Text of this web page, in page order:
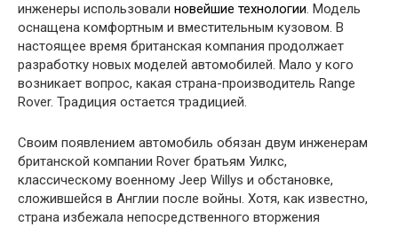
инженеры использовали новейшие технологии. Модель
оснащена комфортным и вместительным кузовом. В
настоящее время британская компания продолжает
разработку новых моделей автомобилей. Мало у кого
возникает вопрос, какая страна-производитель Range
Rover. Традиция остается традицией.
Своим появлением автомобиль обязан двум инженерам
британской компании Rover братьям Уилкс,
классическому военному Jeep Willys и обстановке,
сложившейся в Англии после войны. Хотя, как известно,
страна избежала непосредственного вторжения